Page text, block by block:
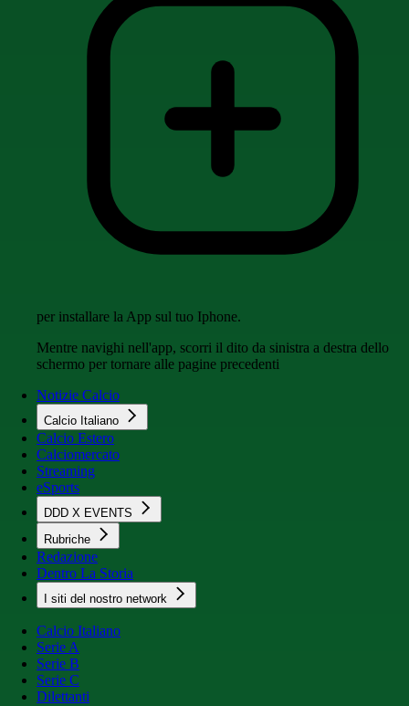
per installare la App sul tuo Iphone.
Mentre navighi nell'app, scorri il dito da sinistra a destra dello
schermo per tornare alle pagine precedenti
Notizie Calcio
Calcio Italiano
Calcio Estero
Calciomercato
Streaming
eSports
DDD X EVENTS
Rubriche
Redazione
Dentro La Storia
I siti del nostro network
Calcio Italiano
Serie A
Serie B
Serie C
Dilettanti